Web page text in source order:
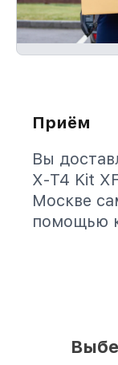
Приём
Вы
X-T4 Kit
Москве
помощью